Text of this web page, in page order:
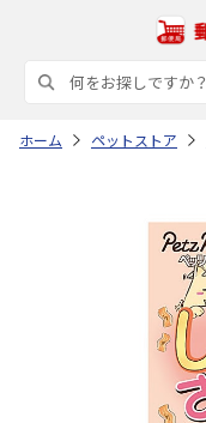
ホーム ペットストア